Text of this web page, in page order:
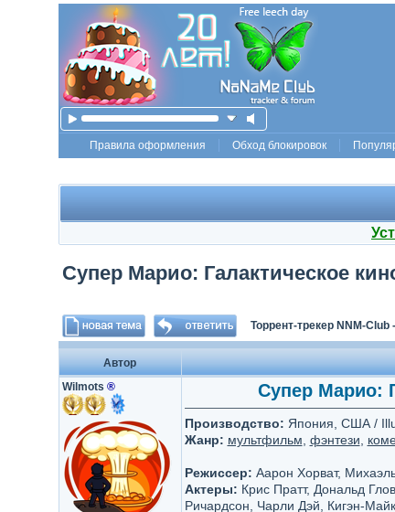
Правила оформления Обход блокировок
Супер Марио: Галактическое
Торрент-трекер NNM-Club
Автор
Wilmots ® Супер Марио:
Производство: Япония, США /
Жанр: мультфильм фэнтези
Режиссер: Аарон Хорват,
Актеры: Крис Пратт, Дональд
Ричардсон, Чарли Дэй, Кигэн-